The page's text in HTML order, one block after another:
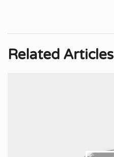
Related Articles